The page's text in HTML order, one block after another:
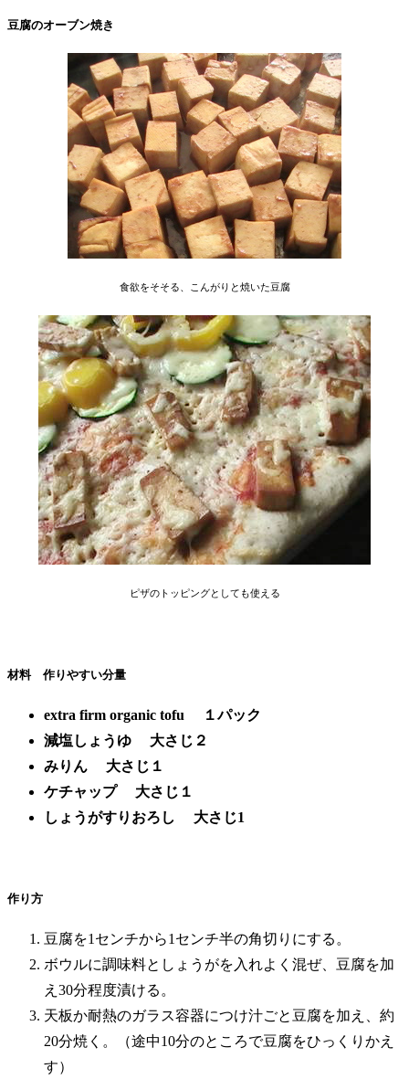
豆腐のオーブン焼き
食欲をそそる、こんがりと焼いた豆腐
ピザのトッピングとしても使える
材料 作りやすい分量
extra firm organic tofu １パック
減塩しょうゆ 大さじ２
みりん 大さじ１
ケチャップ 大さじ１
しょうがすりおろし 大さじ1
作り方
豆腐を1センチから1センチ半の角切りにする。
ボウルに調味料としょうがを入れよく混ぜ、豆腐を加
え30分程度漬ける。
天板か耐熱のガラス容器につけ汁ごと豆腐を加え、約
20分焼く。（途中10分のところで豆腐をひっくりかえ
す）